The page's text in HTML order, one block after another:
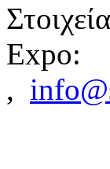
,